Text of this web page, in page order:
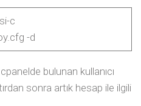
c
-d
bulunan kullanıcı
sonra artık hesap ile ilgili